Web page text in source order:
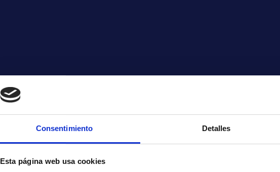
Consentimiento Detalles
Esta página web usa cookies